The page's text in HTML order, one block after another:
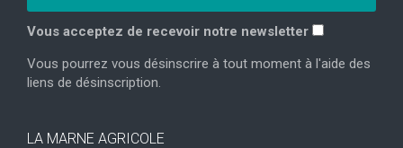
Vous acceptez de recevoir notre newsletter
Vous pourrez vous désinscrire à tout moment à l'aide des
liens de désinscription.
LA MARNE AGRICOLE